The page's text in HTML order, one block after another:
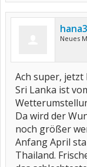
Neues
Ach super,
Sri Lanka ist
Da wird der
noch größer
Anfang April
Thailand.